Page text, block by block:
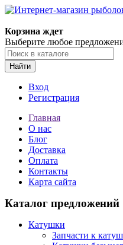
Корзина ждет
Выберите любое
Найти
Вход
Регистрация
Главная
О нас
Блог
Доставка
Оплата
Контакты
Карта сайта
Каталог предложений
Катушки
Запчасти к